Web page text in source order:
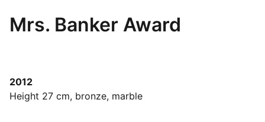
Mrs. Banker Award
2012
Height 27 cm, bronze, marble